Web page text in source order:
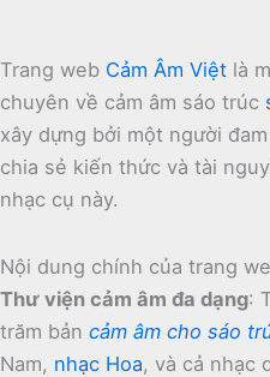
Trang web Cảm Âm Việt là
chuyên về cảm âm sáo trúc
xây dựng bởi một người
chia sẻ kiến thức và tài
nhạc cụ này.
Nội dung chính của trang
Thư viện cảm âm đa dạng:
trăm bản cảm âm cho sáo
Nam, nhạc Hoa, và cả nhạc